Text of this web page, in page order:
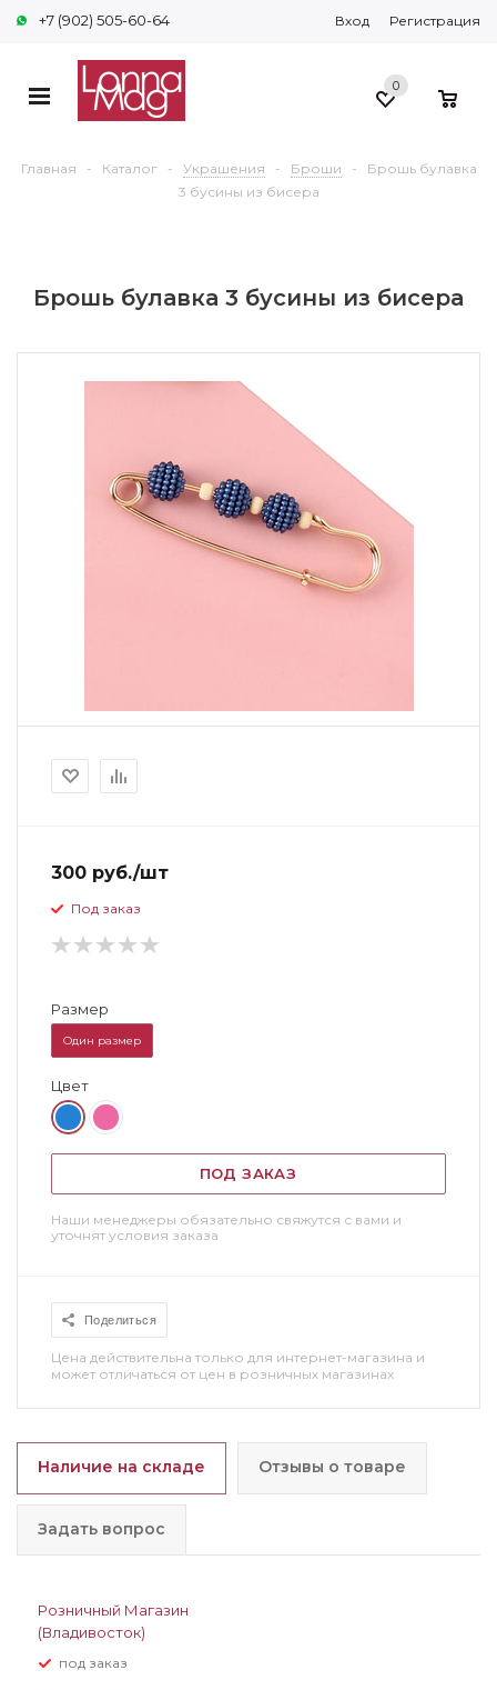
+7 (902) 505-60-64 Вход Регистрация
0
Главная - Каталог - Украшения - Броши -
Брошь булавка
3 бусины из бисера
Брошь булавка 3 бусины из бисера
300 руб./шт
Под заказ
Размер
Один размер
Цвет
ПОД ЗАКАЗ
Наши менеджеры обязательно свяжутся с вами и
уточнят условия заказа
Поделиться
Цена действительна только для интернет-магазина и
может отличаться от цен в розничных магазинах
Наличие на складе Отзывы о товаре
Задать вопрос
Розничный Магазин
(Владивосток)
Под заказ